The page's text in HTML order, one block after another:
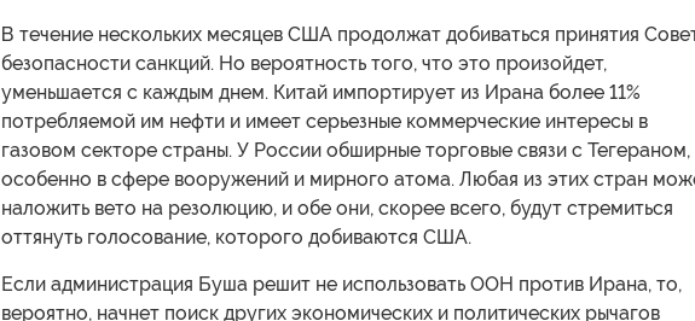
В течение нескольких месяцев США продолжат добиваться принятия
безопасности санкций. Но вероятность того, что это произойдет,
уменьшается с каждым днем. Китай импортирует из Ирана более 11%
потребляемой им нефти и имеет серьезные коммерческие интересы в
газовом секторе страны. У России обширные торговые связи с Тегераном,
особенно в сфере вооружений и мирного атома. Любая из этих стран
наложить вето на резолюцию, и обе они, скорее всего, будут стремиться
оттянуть голосование, которого добиваются США.
Если администрация Буша решит не использовать ООН против Ирана, то,
вероятно, начнет поиск других экономических и политических рычагов